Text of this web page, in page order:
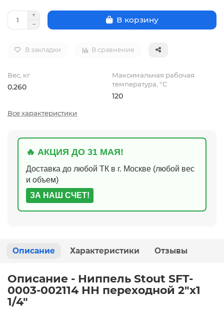
В корзину
В закладки В сравнение
Вес, кг
0.260
Максимальная рабочая
температура, °С
120
Все характеристики
🔥 АКЦИЯ ДО 31 МАЯ!
Доставка до любой ТК в г. Москве (любой вес
и объем)
ЗА НАШ СЧЕТ!
Описание Характеристики Отзывы
Описание - Ниппель Stout SFT-
0003-002114 НН переходной 2"x1
1/4"